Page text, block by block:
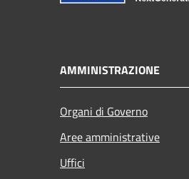
AMMINISTRAZIONE
Organi di Governo
Aree amministrative
Uffici